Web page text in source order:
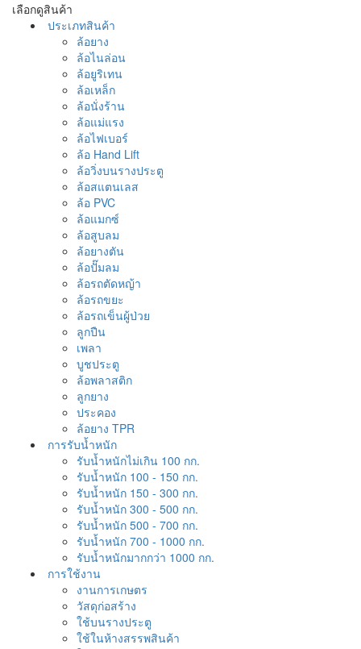
เลือกดูสินค้า
ประเภทสินค้า
ล้อยาง
ล้อไนล่อน
ล้อยูริเทน
ล้อเหล็ก
ล้อนั่งร้าน
ล้อแม่แรง
ล้อไฟเบอร์
ล้อ Hand Lift
ล้อวิ่งบนรางประตู
ล้อสแตนเลส
ล้อ PVC
ล้อแมกซ์
ล้อสูบลม
ล้อยางตัน
ล้อปั๊มลม
ล้อรถตัดหญ้า
ล้อรถขยะ
ล้อรถเข็นผู้ป่วย
ลูกปืน
เพลา
บูชประตู
ล้อพลาสติก
ลูกยาง
ประคอง
ล้อยาง TPR
การรับน้ำหนัก
รับน้ำหนักไม่เกิน 100 กก.
รับน้ำหนัก 100 - 150 กก.
รับน้ำหนัก 150 - 300 กก.
รับน้ำหนัก 300 - 500 กก.
รับน้ำหนัก 500 - 700 กก.
รับน้ำหนัก 700 - 1000 กก.
รับน้ำหนักมากกว่า 1000 กก.
การใช้งาน
งานการเกษตร
วัสดุก่อสร้าง
ใช้บนรางประตู
ใช้ในห้างสรรพสินค้า